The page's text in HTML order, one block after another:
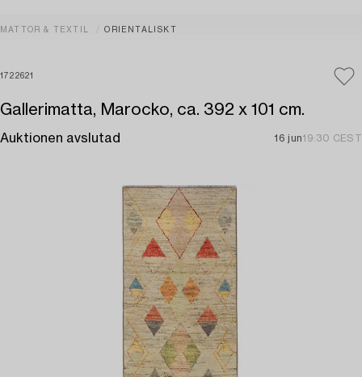
MATTOR & TEXTIL ORIENTALISKT
1722621
Gallerimatta, Marocko, ca. 392 x 101 cm.
Auktionen avslutad 16 jun19:30 CEST